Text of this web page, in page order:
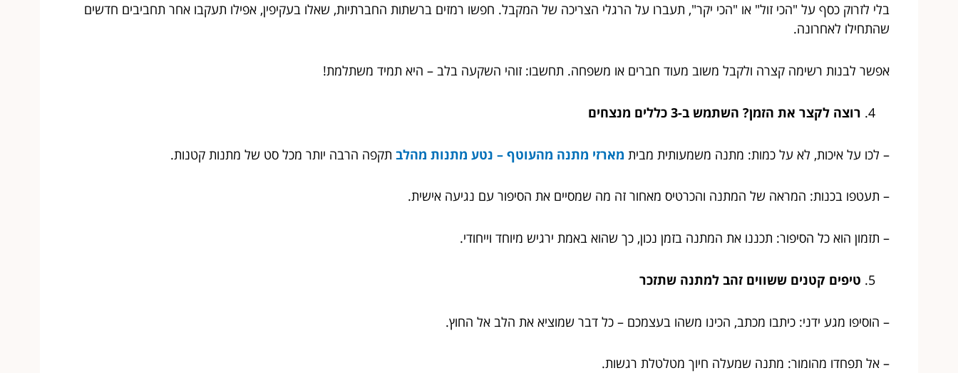
בלי לזרוק כסף על "הכי זול" או "הכי יקר", תעברו על הרגלי הצריכה של המקבל. חפשו רמזים ברשתות החברתיות, שאלו בעקיפין, אפילו תעקבו אחר תחביבים חדשים
שהתחילו לאחרונה.
אפשר לבנות רשימה קצרה ולקבל משוב מעוד חברים או משפחה. תחשבו: זוהי השקעה בלב – היא תמיד משתלמת!
רוצה לקצר את הזמן? השתמש ב-3 כללים מנצחים
– לכו על איכות, לא על כמות: מתנה משמעותית מבית מארזי מתנה מהעוטף – נטע מתנות מהלב תקפה הרבה יותר מכל סט של מתנות קטנות.
– תעטפו בכנות: המראה של המתנה והכרטיס מאחור זה מה שמסיים את הסיפור עם נגיעה אישית.
– תזמון הוא כל הסיפור: תכננו את המתנה בזמן נכון, כך שהוא באמת ירגיש מיוחד וייחודי.
טיפים קטנים ששווים זהב למתנה שתזכר
– הוסיפו מגע ידני: כיתבו מכתב, הכינו משהו בעצמכם – כל דבר שמוציא את הלב אל החוץ.
– אל תפחדו מהומור: מתנה שמעלה חיוך מטלטלת רגשות.